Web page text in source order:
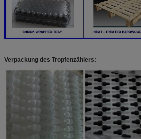
Verpackung des Tropfenzählers: